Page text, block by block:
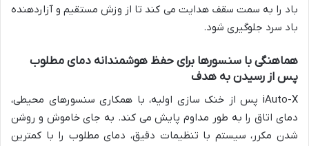
باد را به سمت سقف هدایت می کند تا از وزش مستقیم و آزاردهنده
باد سرد جلوگیری شود.
هماهنگی با سنسورها برای حفظ هوشمندانه دمای مطلوب
پس از رسیدن به هدف
iAuto-X پس از خنک سازی اولیه، با همکاری سنسورهای محیطی،
دمای اتاق را به طور مداوم پایش می کند. به جای خاموش و روشن
شدن مکرر، سیستم با تنظیمات دقیق، دمای مطلوب را با کمترین